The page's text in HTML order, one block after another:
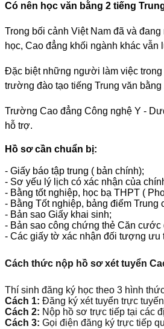
Có nên học văn bằng 2 tiếng
Trong bối cảnh Việt Nam đã và
học, Cao đẳng khối ngành khác
Đặc biệt những người làm việc trong
trường đào tạo tiếng Trung văn
Trường Cao đẳng Công nghệ Y -
hỗ trợ.
Hồ sơ cần chuẩn bị:
- Giấy báo tập trung ( bản chính);
- Sơ yếu lý lịch có xác nhận của
- Bằng tốt nghiệp, học bạ THPT (
- Bằng Tốt nghiệp, bảng điểm
- Bản sao Giấy khai sinh;
- Bản sao công chứng thẻ Căn cước
- Các giấy tờ xác nhận đối tượng ưu
Cách thức nộp hồ sơ xét tuyển
Thí sinh đăng ký học theo 3 hình
Cách 1: Đăng ký xét tuyển trực tuyến
Cách 2: Nộp hồ sơ trực tiếp tại các
Cách 3: Gọi điện đăng ký trực tiếp